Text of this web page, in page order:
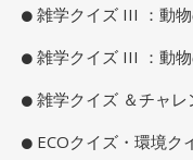
雑学クイズ III ：動
雑学クイズ III ：動
雑学クイズ ＆チャレ
ECOクイズ・環境ク